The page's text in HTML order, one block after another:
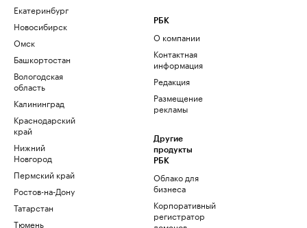
Екатеринбург
Новосибирск
Омск
Башкортостан
Вологодская
область
Калининград
Краснодарский
край
Нижний
Новгород
Пермский край
Ростов-на-Дону
Татарстан
Тюмень
РБК
О компании
Контактная
информация
Редакция
Размещение
рекламы
Другие
продукты
РБК
Облако для
бизнеса
Корпоративный
регистратор